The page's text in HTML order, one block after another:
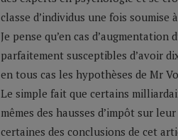
classe d’individus une fois
Je pense qu’en cas
parfaitement susceptibles d’avoir
en tous cas les hypothèses de Mr
Le simple fait que certains
mêmes des hausses d’impôt sur
certaines des conclusions de cet